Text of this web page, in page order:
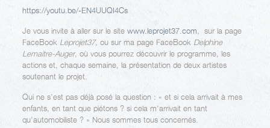
https://youtu.be/-EN4UUQI4Cs
Je vous invite à aller sur le site www.leprojet37.com, sur la page
FaceBook Leprojet37, ou sur ma page FaceBook Delphine
Lemaitre-Auger, où vous pourrez découvrir le programme, les
actions et, chaque semaine, la présentation de deux artistes
soutenant le projet.
Qui ne s’est pas déjà posé la question : « et si cela arrivait à mes
enfants, en tant que piétons ? si cela m’arrivait en tant
qu’automobiliste ? » Nous sommes tous concernés.